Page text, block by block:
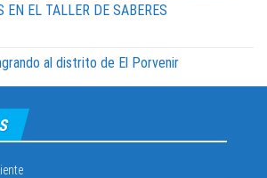
EN EL TALLER DE SABERES
al distrito de El Porvenir